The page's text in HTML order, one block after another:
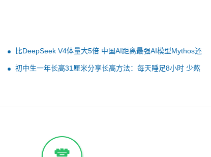
比DeepSeek V4体量大5倍 中国AI距离最强AI模型Mythos还
落后6-12个月
初中生一年长高31厘米分享长高方法：每天睡足8小时 少熬